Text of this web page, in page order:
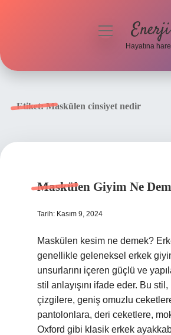
menüyü
Hayatına
Etiket:Maskülen cinsiyet nedir
Maskülen Giyim Ne
Tarih: Kasım 9, 2024
Maskülen kesim ne demek?
genellikle geleneksel erkek
unsurlarını içeren güçlü ve
stil anlayışını ifade eder. Bu
çizgilere, geniş omuzlu
pantolonlara, deri ceketlere,
Oxford gibi klasik erkek